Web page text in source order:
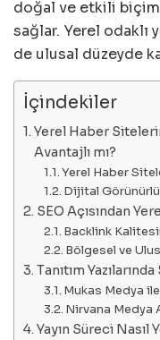
doğal ve etkili
sağlar. Yerel odaklı
de ulusal düzeyde
İçindekiler
Yerel Haber
Avantajlı mı?
Yerel Haber
Dijital
SEO Açısından
Backlink
Bölgesel ve
Tanıtım
Mukas Medya
Nirvana Medya
Yayın Süreci Nasıl